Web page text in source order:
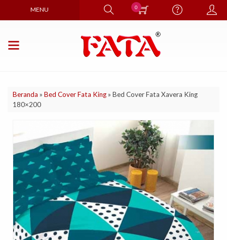
MENU 0
Beranda » Bed Cover Fata King» Bed Cover Fata Xavera King
180×200